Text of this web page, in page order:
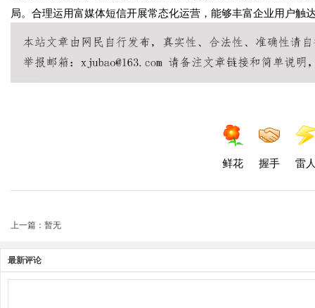
局。合理运用富媒体短信开展常态化运营，能够丰富企业用户触
鲜花 握手 雷
上一篇：暂无
最新评论